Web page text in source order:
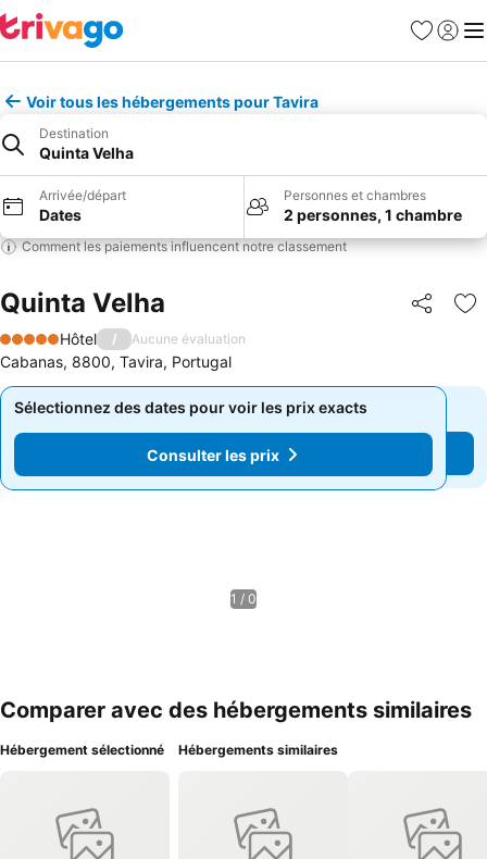
Favoris
Se
Voir tous les hébergements pour Tavira
Destination
Quinta Velha
Arrivée/départ
Dates
Personnes et chambres
2 personnes, 1 chambre
Comment les paiements influencent notre classement
Quinta Velha Partager
5 Étoiles
Hôtel / Aucune évaluation
Cabanas, 8800, Tavira, Portugal
Sélectionnez des dates pour voir les prix exacts
Consulter les prix
Sélectionnez des dates pour voir les prix exacts
Consulter les prix
1 / 0
Comparer avec des hébergements similaires
Hébergement sélectionné Hébergements similaires